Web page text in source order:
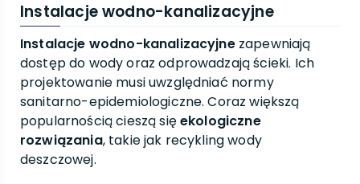
Instalacje wodno-kanalizacyjne
Instalacje wodno-kanalizacyjnezapewniają
dostęp do wody oraz odprowadzają ścieki. Ich
projektowanie musi uwzględniać normy
sanitarno-epidemiologiczne. Coraz większą
popularnością cieszą sięekologiczne
rozwiązania, takie jak recykling wody
deszczowej.